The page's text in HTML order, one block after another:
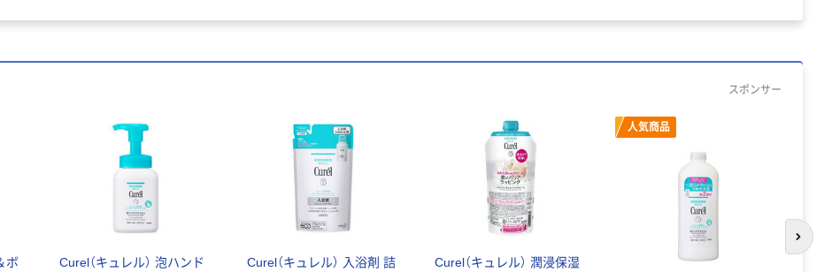
スポンサー
ボ
Curel（キュレル） 泡ハンド
Curel（キュレル） 入浴剤 詰
Curel（キュレル） 潤浸保湿
人気商品
次